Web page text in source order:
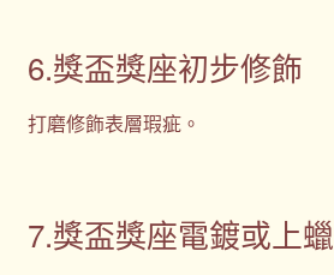
6.獎盃獎座初步修飾
打磨修飾表層瑕疵。
7.獎盃獎座電鍍或上蠟